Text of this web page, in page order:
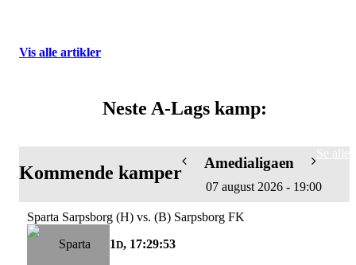
Vis alle artikler
Neste A-Lags kamp:
Kommende kamper
Se alle
Amedialigaen
07 august 2026 - 19:00
Sparta Sarpsborg (H) vs. (B) Sarpsborg FK
1D, 17:29:52